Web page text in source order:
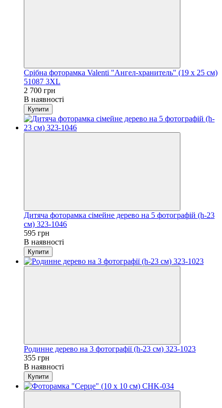
Срібна фоторамка Valenti "Ангел-хранитель" (19 x 25 см)
51087 3XL
2 700 грн
В наявності
Купити
Дитяча фоторамка сімейне дерево на 5 фотографій (h-23
см) 323-1046
595 грн
В наявності
Купити
Родинне дерево на 3 фотографії (h-23 см) 323-1023
355 грн
В наявності
Купити